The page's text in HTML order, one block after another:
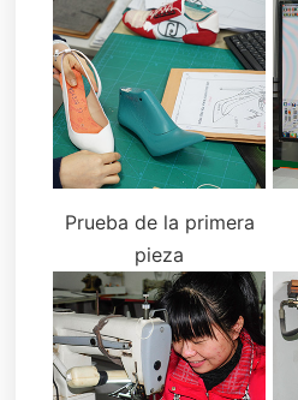
Prueba de la primera
pieza